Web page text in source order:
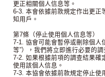
更正相關個人信息等。
6-3. 本會依據前款規定作出更正
知用戶。
第7條（停止使用個人信息等）
7-1. 協會可能會暫停或刪除個人
等”），我們將立即進行必要的調
7-2. 如果根據前項的調查結果確
使用該個人信息。
7-3. 本協會依據前款規定停止使